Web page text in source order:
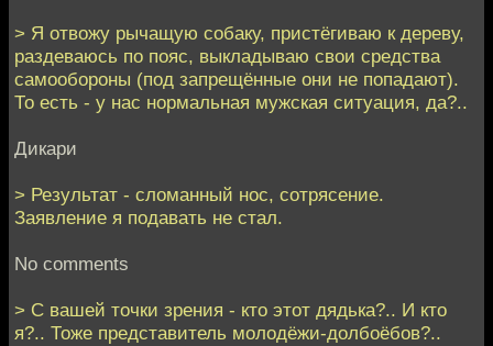
> Я отвожу рычащую собаку, пристёгиваю к дереву,
раздеваюсь по пояс, выкладываю свои средства
самообороны (под запрещённые они не попадают).
То есть - у нас нормальная мужская ситуация, да?..
Дикари
> Результат - сломанный нос, сотрясение.
Заявление я подавать не стал.
No comments
> С вашей точки зрения - кто этот дядька?.. И кто
я?.. Тоже представитель молодёжи-долбоёбов?..